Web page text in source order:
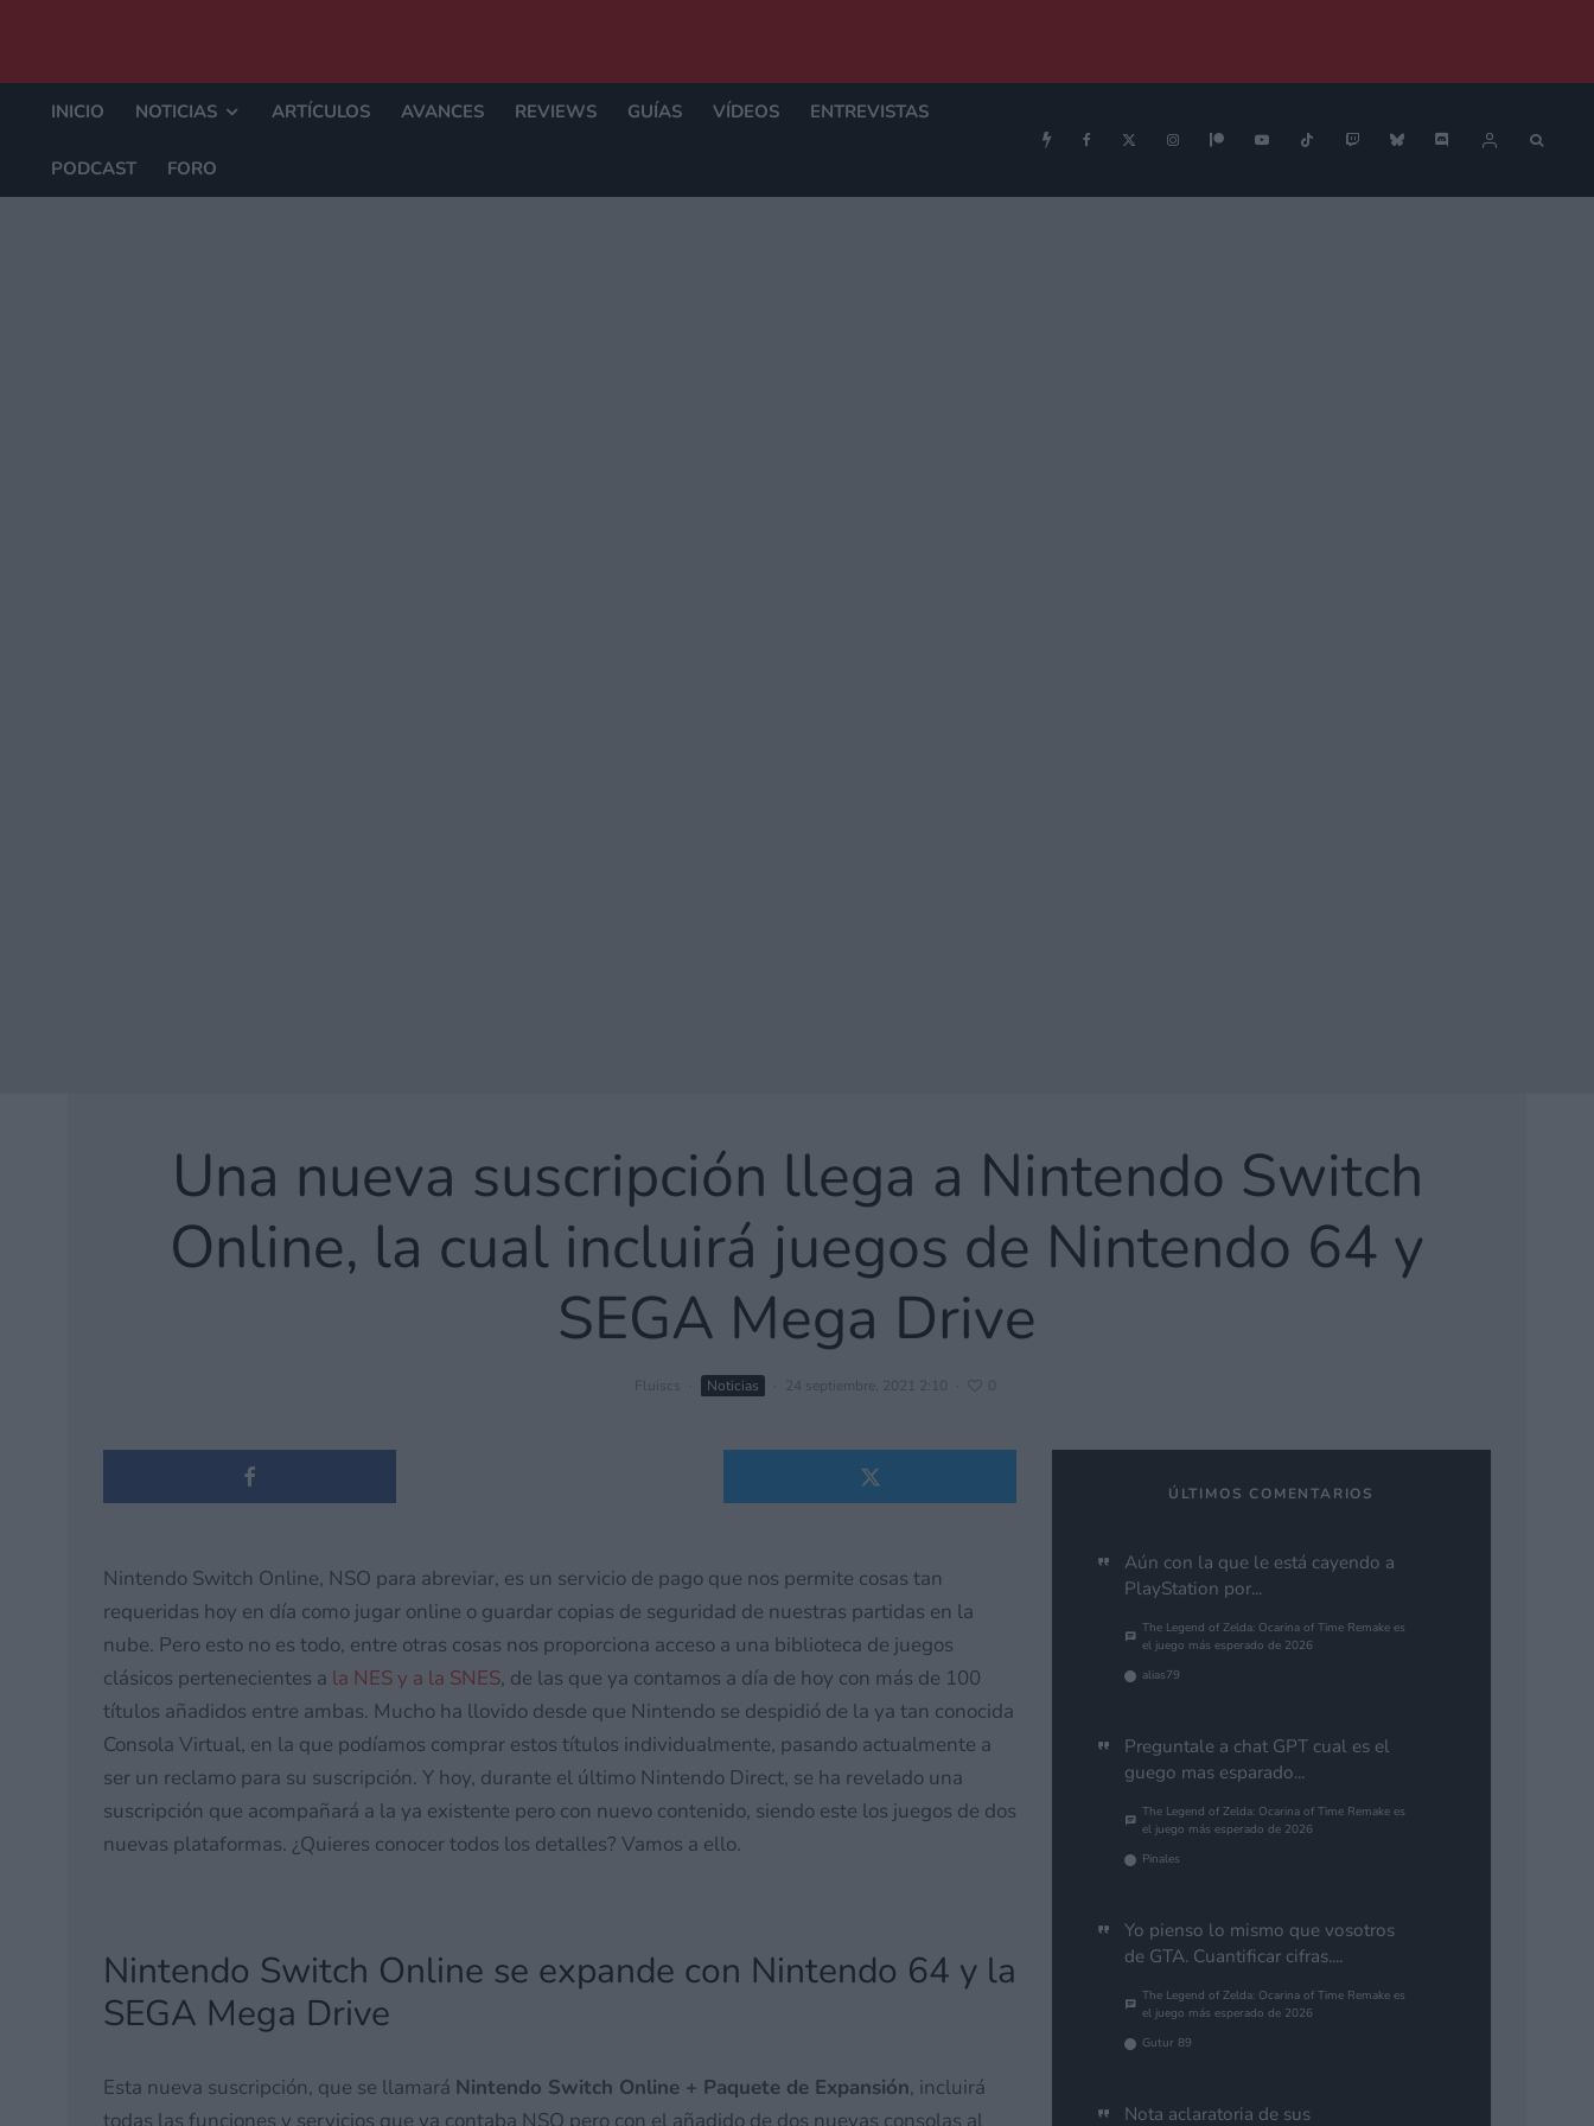
INICIO NOTICIAS ARTÍCULOS AVANCES REVIEWS GUÍAS VÍDEOS ENTREVISTAS
PODCAST FORO
Una nueva suscripción llega a Nintendo Switch
Online, la cual incluirá juegos de Nintendo 64 y
SEGA Mega Drive
Fluiscs Noticias 24 septiembre, 2021 2:10 0
Nintendo Switch Online, NSO para abreviar, es un servicio de pago que nos permite cosas tan
requeridas hoy en día como jugar online o guardar copias de seguridad de nuestras partidas en la
nube. Pero esto no es todo, entre otras cosas nos proporciona acceso a una biblioteca de juegos
clásicos pertenecientes a la NES y a la SNES, de las que ya contamos a día de hoy con más de 100
títulos añadidos entre ambas. Mucho ha llovido desde que Nintendo se despidió de la ya tan conocida
Consola Virtual, en la que podíamos comprar estos títulos individualmente, pasando actualmente a
ser un reclamo para su suscripción. Y hoy, durante el último Nintendo Direct, se ha revelado una
suscripción que acompañará a la ya existente pero con nuevo contenido, siendo este los juegos de dos
nuevas plataformas. ¿Quieres conocer todos los detalles? Vamos a ello.
Nintendo Switch Online se expande con Nintendo 64 y la
SEGA Mega Drive
Esta nueva suscripción, que se llamará Nintendo Switch Online + Paquete de Expansión, incluirá
ÚLTIMOS COMENTARIOS
Aún con la que le está cayendo a
PlayStation por...
The Legend of Zelda: Ocarina of Time Remake es
el juego más esperado de 2026
alias79
Preguntale a chat GPT cual es el
guego mas esparado...
The Legend of Zelda: Ocarina of Time Remake es
el juego más esperado de 2026
Pinales
Yo pienso lo mismo que vosotros
de GTA. Cuantificar cifras....
The Legend of Zelda: Ocarina of Time Remake es
el juego más esperado de 2026
Gutur 89
Nota aclaratoria de sus